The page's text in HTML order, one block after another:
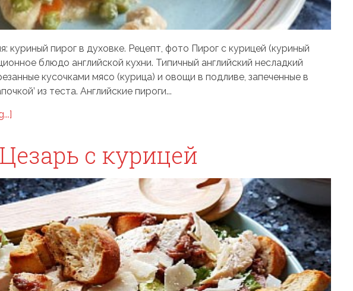
куриный пирог в духовке. Рецепт, фото Пирог с курицей (куриный
блюдо английской кухни. Типичный английский несладкий
кусочками мясо (курица) и овощи в подливе, запеченные в
из теста. Английские пироги...
с курицей